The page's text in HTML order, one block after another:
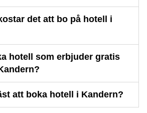
det att bo på hotell i
hotell som erbjuder gratis
att boka hotell i Kandern?